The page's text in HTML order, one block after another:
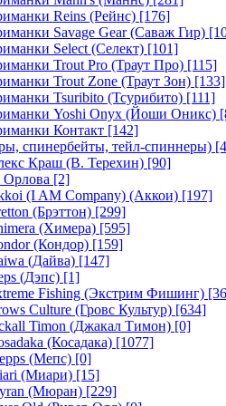
Reins (Рейнс) [176]
Savage Gear (Саваж Гир)
Select (Селект) [101]
Trout Pro (Траут Про) [115]
Trout Zone (Траут Зон) [133]
Tsuribito (Тсурибито) [111]
Yoshi Onyx (Йоши Оникс)
Контакт [142]
спинербейты, тейл-спиннеры)
Краш (В. Терехин) [90]
Орлова [2]
(I AM Company) (Аккои) [197]
(Брэттон) [299]
(Химера) [595]
(Кондор) [159]
(Дайва) [147]
(Дэпс) [1]
Fishing (Экстрим Фишинг)
Culture (Гровс Культур) [634]
Timon (Джакал Тимон) [0]
(Косадака) [1077]
(Мепс) [0]
(Миари) [15]
(Мюран) [229]